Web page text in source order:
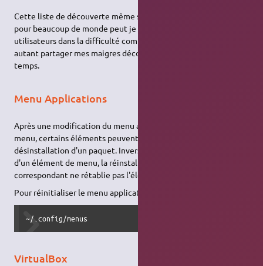
Cette liste de découverte même si elle peut paraître anodine
pour beaucoup de monde peut je l'espère servir à au moins un
utilisateurs dans la difficulté comme je l'ai souvent été. Alors
autant partager mes maigres découverte pour faire gagner du
temps.
Menu Applications
Après une modification du menu applications via l'éditeur de
menu, certains éléments peuvent rester en place après la
désinstallation d'un paquet. Inversement, suite à la suppression
d'un élément de menu, la réinstallation du paquet
correspondant ne rétablie pas l'élément supprimé.
Pour réinitialiser le menu application, supprimez le dossier
~/.config/menus
VirtualBox